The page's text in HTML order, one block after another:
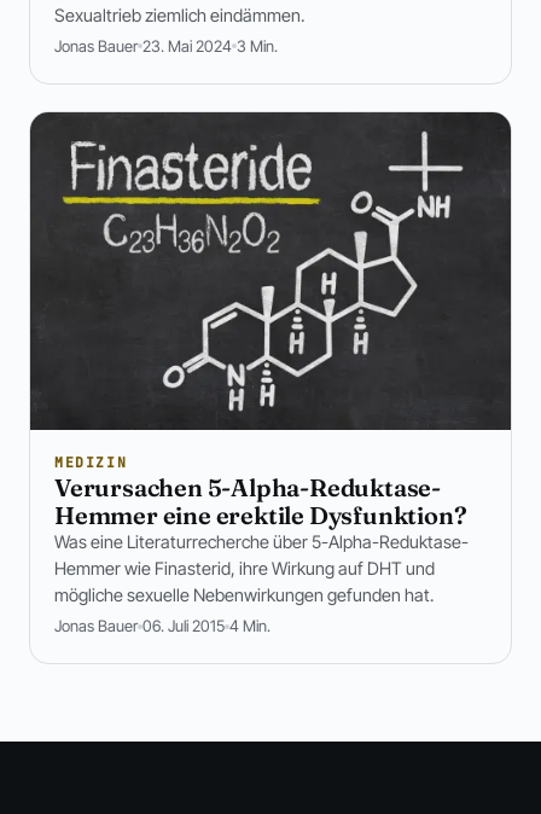
Sexualtrieb ziemlich eindämmen.
Jonas Bauer 23. Mai 2024 3 Min.
MEDIZIN
Verursachen 5-Alpha-Reduktase-
Hemmer eine erektile Dysfunktion?
Was eine Literaturrecherche über 5-Alpha-Reduktase-
Hemmer wie Finasterid, ihre Wirkung auf DHT und
mögliche sexuelle Nebenwirkungen gefunden hat.
Jonas Bauer 06. Juli 2015 4 Min.